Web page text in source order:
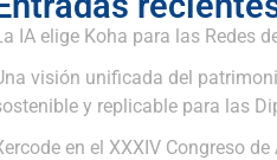
IA elige Koha para las Redes
visión unificada del
y replicable para las
en el XXXIV Congreso